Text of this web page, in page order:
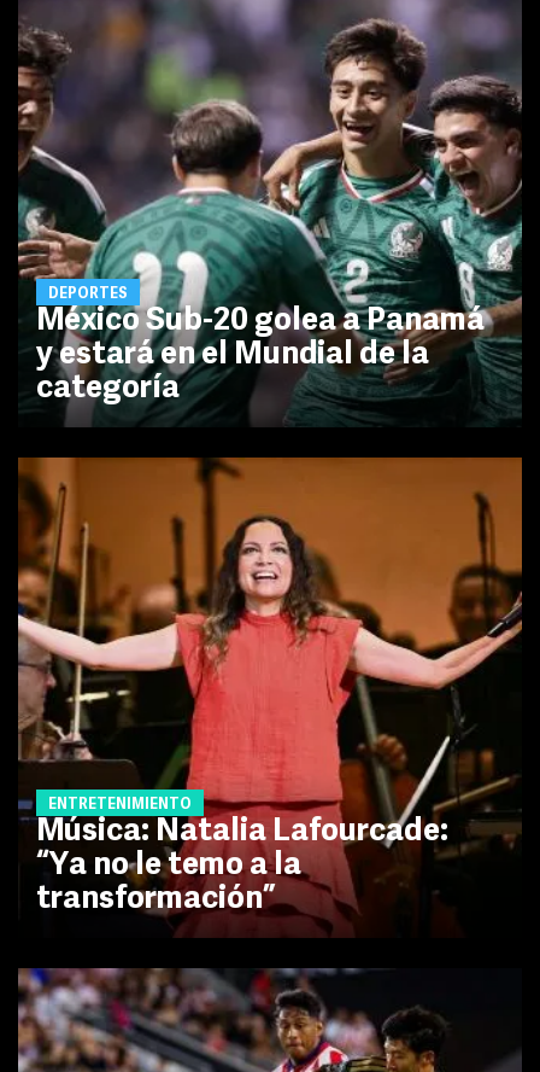
DEPORTES
México Sub-20 golea a Panamá
y estará en el Mundial de la
categoría
ENTRETENIMIENTO
Música: Natalia Lafourcade:
“Ya no le temo a la
transformación”